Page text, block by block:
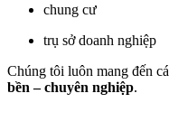
chung cư
trụ sở doanh nghiệp
Chúng tôi luôn mang đến
bền – chuyên nghiệp.